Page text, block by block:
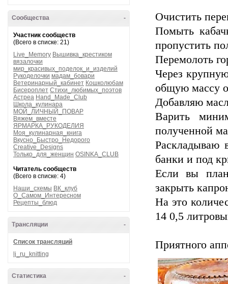
-
Сообщества
Участник сообществ
(Всего в списке: 21)
Live_Memory Вышивка_крестиком
вязалочки
мир_красивых_поделок_и_изделий
Рукоделочки мадам_бовари
Ветеринарный_кабинет Кошколюбам
Бисероплет Стихи_любимых_поэтов
Астреа Hand_Made_Club
Школа_кулинара
МОЙ_ЛИЧНЫЙ_ПОВАР
Вяжем_вместе
ЯРМАРКА_РУКОДЕЛИЯ
Моя_кулинарная_книга
Вкусно_Быстро_Недорого
Creative_Designs
Только_для_женщин OSINKA_CLUB
Читатель сообществ
(Всего в списке: 4)
Наши_схемы ВК_клуб
О_Самом_Интересном
Рецепты_блюд
-
Трансляции
Список трансляций
lj_ru_knitting
-
Статистика
Очистить
Помыть
пропустить
Перемолоть
Через
общую массу
Добавляю
Варить
полученной
Раскладываю
банки и под
Если вы
закрыть
На это
14 0,5
Приятного